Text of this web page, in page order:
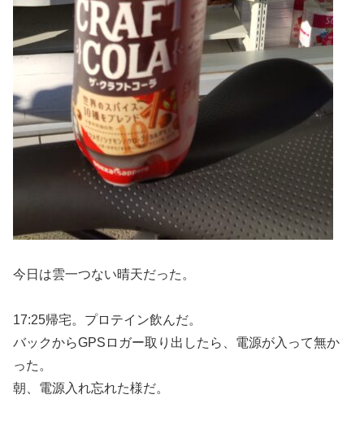
今日は雲一つない晴天だった。
17:25帰宅。プロテイン飲んだ。
バックからGPSロガー取り出したら、電源が入って無か
った。
朝、電源入れ忘れた様だ。